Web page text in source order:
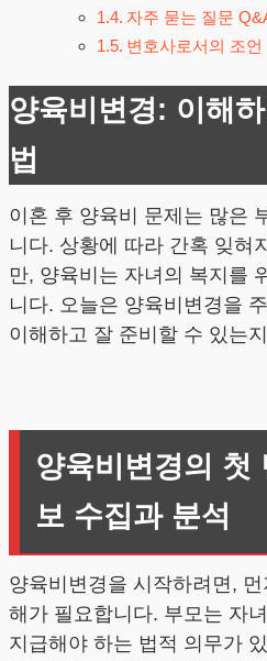
자주 묻는 질문
변호사로서의 조언
양육비변경: 이해
법
이혼 후 양육비 문제는 많은
니다. 상황에 따라 간혹 잊혀
만, 양육비는 자녀의 복지를
니다. 오늘은 양육비변경을
이해하고 잘 준비할 수 있는
양육비변경의 첫
보 수집과 분석
양육비변경을 시작하려면,
해가 필요합니다. 부모는 자
지급해야 하는 법적 의무가